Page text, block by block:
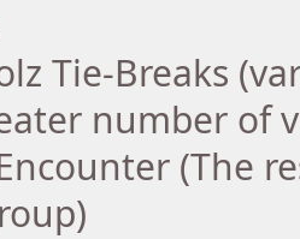
Tie-Breaks
number of
(The